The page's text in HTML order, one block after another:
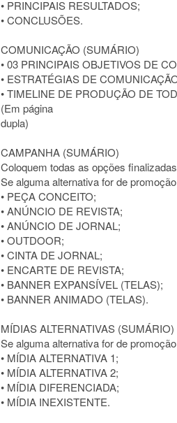
• PRINCIPAIS RESULTADOS;
• CONCLUSÕES.
COMUNICAÇÃO (SUMÁRIO)
• 03 PRINCIPAIS OBJETIVOS DE
• ESTRATÉGIAS DE
• TIMELINE DE PRODUÇÃO DE
(Em página
dupla)
CAMPANHA (SUMÁRIO)
Coloquem todas as opções
Se alguma alternativa for de
• PEÇA CONCEITO;
• ANÚNCIO DE REVISTA;
• ANÚNCIO DE JORNAL;
• OUTDOOR;
• CINTA DE JORNAL;
• ENCARTE DE REVISTA;
• BANNER EXPANSÍVEL (TELAS);
• BANNER ANIMADO (TELAS).
MÍDIAS ALTERNATIVAS (SUMÁRIO)
Se alguma alternativa for de
• MÍDIA ALTERNATIVA 1;
• MÍDIA ALTERNATIVA 2;
• MÍDIA DIFERENCIADA;
• MÍDIA INEXISTENTE.